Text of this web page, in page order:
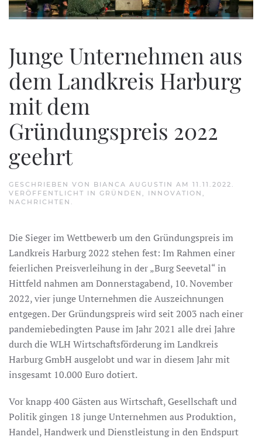
Junge Unternehmen aus
dem Landkreis Harburg
mit dem
Gründungspreis 2022
geehrt
GESCHRIEBEN VON BIANCA AUGUSTIN AM 11.11.2022 .
VERÖFFENTLICHT IN GRÜNDEN , INNOVATION ,
NACHRICHTEN .
Die Sieger im Wettbewerb um den Gründungspreis im
Landkreis Harburg 2022 stehen fest: Im Rahmen einer
feierlichen Preisverleihung in der „Burg Seevetal“ in
Hittfeld nahmen am Donnerstagabend, 10. November
2022, vier junge Unternehmen die Auszeichnungen
entgegen. Der Gründungspreis wird seit 2003 nach einer
pandemiebedingten Pause im Jahr 2021 alle drei Jahre
durch die WLH Wirtschaftsförderung im Landkreis
Harburg GmbH ausgelobt und war in diesem Jahr mit
insgesamt 10.000 Euro dotiert.
Vor knapp 400 Gästen aus Wirtschaft, Gesellschaft und
Politik gingen 18 junge Unternehmen aus Produktion,
Handel, Handwerk und Dienstleistung in den Endspurt